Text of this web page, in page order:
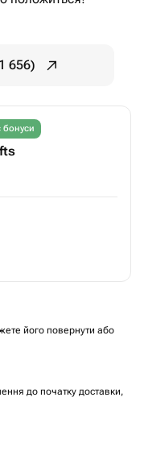
656)
його повернути або
до початку доставки,